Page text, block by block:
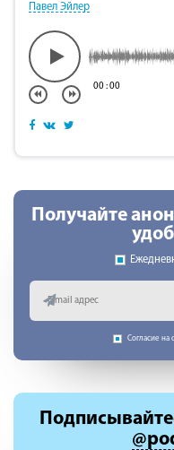
Павел Эйлер
00:00
Получайте
Согласие на